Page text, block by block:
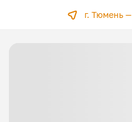
г. Тюмень —